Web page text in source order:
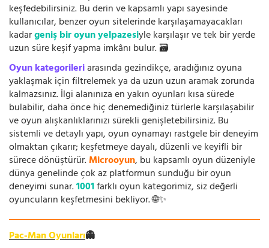
keşfedebilirsiniz. Bu derin ve kapsamlı yapı sayesinde
kullanıcılar, benzer oyun sitelerinde karşılaşamayacakları
kadargeniş bir oyun yelpazesiyle karşılaşır ve tek bir yerde
uzun süre keşif yapma imkânı bulur. 🗃️
Oyun kategorileriarasında gezindikçe, aradığınız oyuna
yaklaşmak için filtrelemek ya da uzun uzun aramak zorunda
kalmazsınız. İlgi alanınıza en yakın oyunları kısa sürede
bulabilir, daha önce hiç denemediğiniz türlerle karşılaşabilir
ve oyun alışkanlıklarınızı sürekli genişletebilirsiniz. Bu
sistemli ve detaylı yapı, oyun oynamayı rastgele bir deneyim
olmaktan çıkarır; keşfetmeye dayalı, düzenli ve keyifli bir
sürece dönüştürür.Microoyun, bu kapsamlı oyun düzeniyle
dünya genelinde çok az platformun sunduğu bir oyun
deneyimi sunar.1001farklı oyun kategorimiz, siz değerli
oyuncuların keşfetmesini bekliyor. 🌐✨
Pac-Man Oyunları👻